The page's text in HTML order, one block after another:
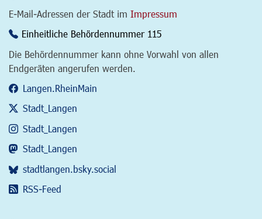
E-Mail-Adressen der Stadt im Impressum
Einheitliche Behördennummer 115
Die Behördennummer kann ohne Vorwahl von allen
Endgeräten angerufen werden.
Langen.RheinMain
Stadt_Langen
Stadt_Langen
Stadt_Langen
stadtlangen.bsky.social
RSS-Feed